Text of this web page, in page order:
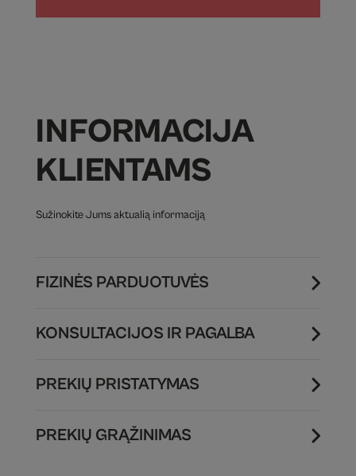
INFORMACIJA
KLIENTAMS
Sužinokite Jums aktualią informaciją
FIZINĖS PARDUOTUVĖS
KONSULTACIJOS IR PAGALBA
PREKIŲ PRISTATYMAS
PREKIŲ GRĄŽINIMAS